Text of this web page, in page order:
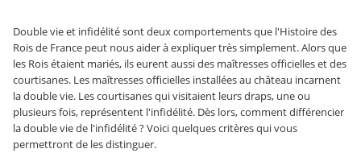
Double vie et infidélité sont deux comportements que l'Histoire des
Rois de France peut nous aider à expliquer très simplement. Alors que
les Rois étaient mariés, ils eurent aussi des maîtresses officielles et des
courtisanes. Les maîtresses officielles installées au château incarnent
la double vie. Les courtisanes qui visitaient leurs draps, une ou
plusieurs fois, représentent l'infidélité. Dès lors, comment différencier
la double vie de l'infidélité ? Voici quelques critères qui vous
permettront de les distinguer.